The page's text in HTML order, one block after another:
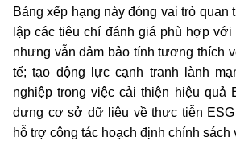
Bảng xếp hạng này đóng vai trò quan
lập các tiêu chí đánh giá phù hợp
nhưng vẫn đảm bảo tính tương thích
tế; tạo động lực cạnh tranh lành
nghiệp trong việc cải thiện hiệu quả
dựng cơ sở dữ liệu về thực tiễn
hỗ trợ công tác hoạch định chính sách